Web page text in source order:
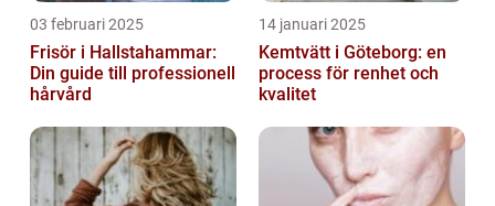
03 februari 2025
Frisör i Hallstahammar:
Din guide till professionell
hårvård
14 januari 2025
Kemtvätt i Göteborg: en
process för renhet och
kvalitet